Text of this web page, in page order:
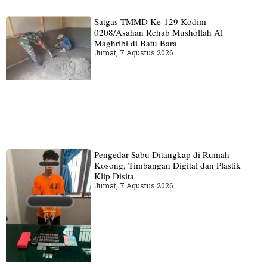
Satgas TMMD Ke-129 Kodim
0208/Asahan Rehab Mushollah Al
Maghribi di Batu Bara
Jumat, 7 Agustus 2026
Pengedar Sabu Ditangkap di Rumah
Kosong, Timbangan Digital dan Plastik
Klip Disita
Jumat, 7 Agustus 2026